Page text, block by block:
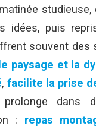
idées, puis
souvent des
paysage et la
, facilite la prise
dans
: repas